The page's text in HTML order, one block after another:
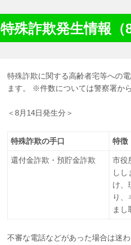
特殊詐欺発生情報（
特殊詐欺に関する高齢者宅等への
ます。 ※件数については警察署か
＜8月14日発生分＞
特殊詐欺の手口 特徴
還付金詐欺・預貯金詐欺
市役
しし
け、
り、
まし
不審な電話などがあった場合は迷